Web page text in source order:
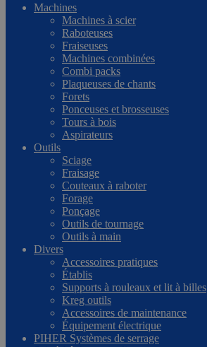
Machines
Machines à scier
Raboteuses
Fraiseuses
Machines combinées
Combi packs
Plaqueuses de chants
Forets
Ponceuses et brosseuses
Tours à bois
Aspirateurs
Outils
Sciage
Fraisage
Couteaux à raboter
Forage
Ponçage
Outils de tournage
Outils à main
Divers
Accessoires pratiques
Établis
Supports à rouleaux et lit à billes
Kreg outils
Accessoires de maintenance
Équipement électrique
PIHER Systèmes de serrage